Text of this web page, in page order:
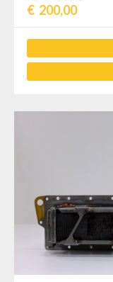
€ 200,00